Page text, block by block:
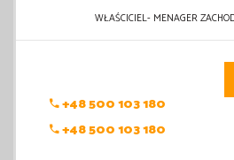
WŁAŚCICIEL- MENAGER
+48 500 103 180
+48 500 103 180